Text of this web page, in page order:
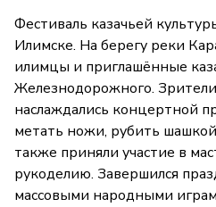
Фестиваль казачьей
Илимске. На берегу реки
илимцы и приглашённые
Железнодорожного.
наслаждались концертной
метать ножи, рубить
также приняли участие в
рукоделию. Завершился
массовыми народными